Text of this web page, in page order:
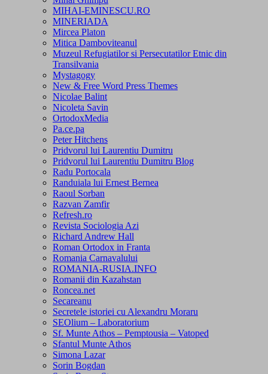
MIHAI-EMINESCU.RO
MINERIADA
Mircea Platon
Mitica Damboviteanul
Muzeul Refugiatilor si Persecutatilor Etnic din
Transilvania
Mystagogy
New & Free Word Press Themes
Nicolae Balint
Nicoleta Savin
OrtodoxMedia
Pa.ce.pa
Peter Hitchens
Pridvorul lui Laurentiu Dumitru
Pridvorul lui Laurentiu Dumitru Blog
Radu Portocala
Randuiala lui Ernest Bernea
Raoul Sorban
Razvan Zamfir
Refresh.ro
Revista Sociologia Azi
Richard Andrew Hall
Roman Ortodox in Franta
Romania Carnavalului
ROMANIA-RUSIA.INFO
Romanii din Kazahstan
Roncea.net
Secareanu
Secretele istoriei cu Alexandru Moraru
SEOlium – Laboratorium
Sf. Munte Athos – Pemptousia – Vatoped
Sfantul Munte Athos
Simona Lazar
Sorin Bogdan